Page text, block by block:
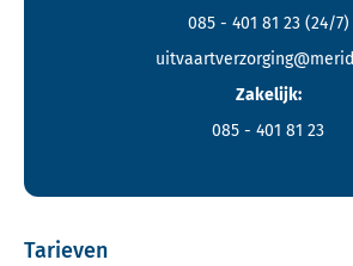
085 - 401 81 23 (24/7)
Zakelijk:
085 - 401 81 23
Tarieven